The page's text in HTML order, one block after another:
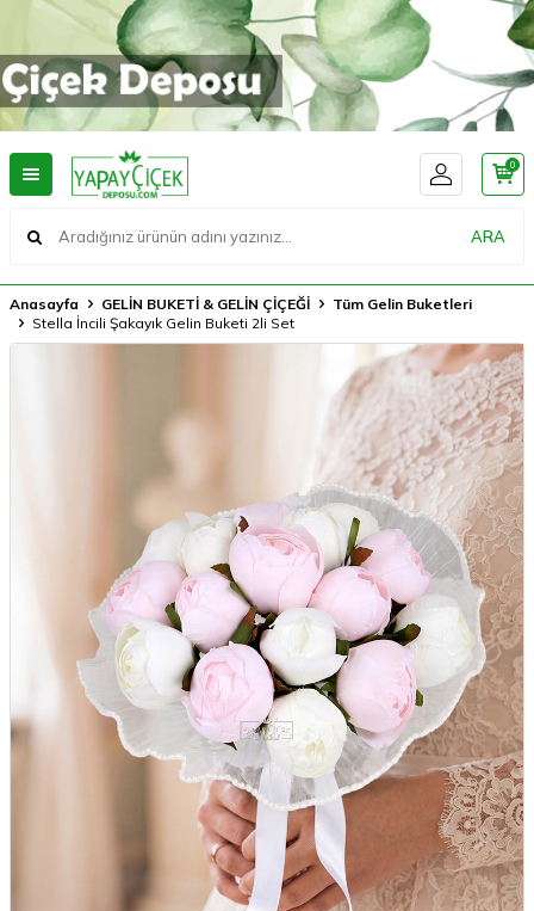
ARA
0
Anasayfa GELİN BUKETİ & GELİN ÇİÇEĞİ
Tüm Gelin Buketleri
Stella İncili Şakayık Gelin Buketi 2li Set